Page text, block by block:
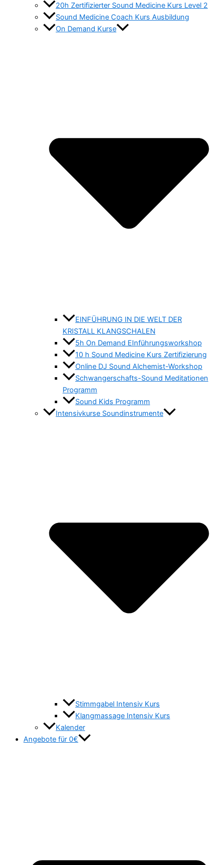
20h Zertifizierter Sound Medicine Kurs Level 2
Sound Medicine Coach Kurs Ausbildung
On Demand Kurse
EINFÜHRUNG IN DIE WELT DER
KRISTALL KLANGSCHALEN
5h On Demand EInführungsworkshop
10 h Sound Medicine Kurs Zertifizierung
Online DJ Sound Alchemist-Workshop
Schwangerschafts-Sound Meditationen
Programm
Sound Kids Programm
Intensivkurse Soundinstrumente
Stimmgabel Intensiv Kurs
Klangmassage Intensiv Kurs
Kalender
Angebote für 0€